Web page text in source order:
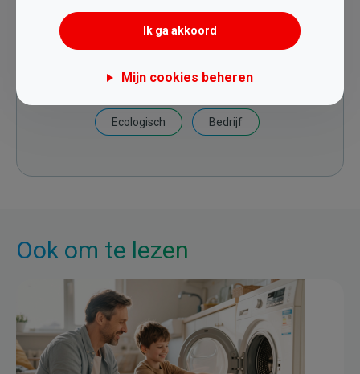
Ecologisch Bedrijf
Ook om te lezen
Ik ga akkoord
Mijn cookies beheren